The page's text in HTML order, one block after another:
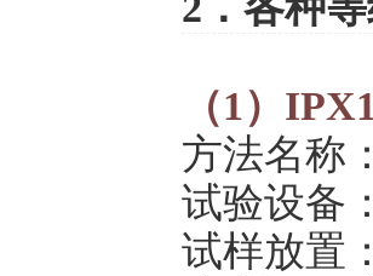
（1）
方法名称
试验设备
试样放置